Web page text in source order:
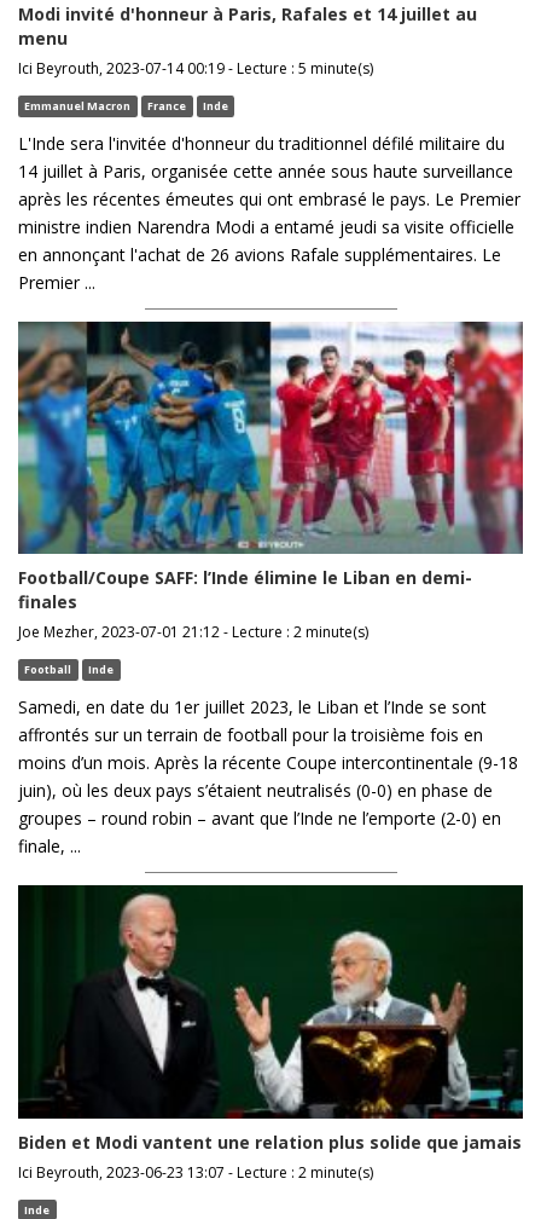
Modi invité d'honneur à Paris, Rafales et 14 juillet au
menu
Ici Beyrouth, 2023-07-14 00:19 - Lecture : 5 minute(s)
Emmanuel Macron France Inde
L'Inde sera l'invitée d'honneur du traditionnel défilé militaire du
14 juillet à Paris, organisée cette année sous haute surveillance
après les récentes émeutes qui ont embrasé le pays. Le Premier
ministre indien Narendra Modi a entamé jeudi sa visite officielle
en annonçant l'achat de 26 avions Rafale supplémentaires. Le
Premier ...
Football/Coupe SAFF: l’Inde élimine le Liban en demi-
finales
Joe Mezher, 2023-07-01 21:12 - Lecture : 2 minute(s)
Football Inde
Samedi, en date du 1er juillet 2023, le Liban et l’Inde se sont
affrontés sur un terrain de football pour la troisième fois en
moins d’un mois. Après la récente Coupe intercontinentale (9-18
juin), où les deux pays s’étaient neutralisés (0-0) en phase de
groupes – round robin – avant que l’Inde ne l’emporte (2-0) en
finale, ...
Biden et Modi vantent une relation plus solide que jamais
Ici Beyrouth, 2023-06-23 13:07 - Lecture : 2 minute(s)
Inde